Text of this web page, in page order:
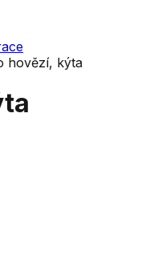
hovězí, kýta